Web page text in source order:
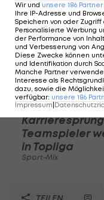
Teamspieler
in Topliga
Sport-Mix
TEILEN
Wir und unsere 186 Partner
Ihre IP-Adresse und
Speichern von oder
Personalisierte Werbung
der Performance von
und Verbesserung von
Diese Zwecke können
und Identifikation durch
Manche Partner
Interesse als
dazu, sowie die
verfügbar: unsere 186
Impressum